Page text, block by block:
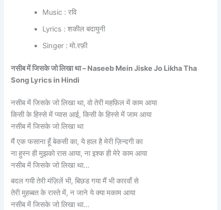
Music : रवि
Lyrics : शकील बदायुनी
Singer : मो.रफ़ी
नसीब में जिसके जो लिखा था – Naseeb Mein Jiske Jo Likha Tha
Song Lyrics in Hindi
नसीब में जिसके जो लिखा था, वो तेरी महफ़िल में काम आया
किसी के हिस्से में प्यास आई, किसी के हिस्से में जाम आया
नसीब में जिसके जो लिखा था
मैं एक फसाना हूँ बेकसी का, ये हाल है मेरी ज़िन्दगी का
ना हुस्न ही मुझको रास आया, ना इश्क ही मेरे काम आया
नसीब में जिसके जो लिखा था…
बदल गयी तेरी मंज़िलें भी, बिछड गया मैं भी कारवाँ से
तेरी मुहब्बत के रास्ते में, न जाने ये क्या मकाम आया
नसीब में जिसके जो लिखा था…